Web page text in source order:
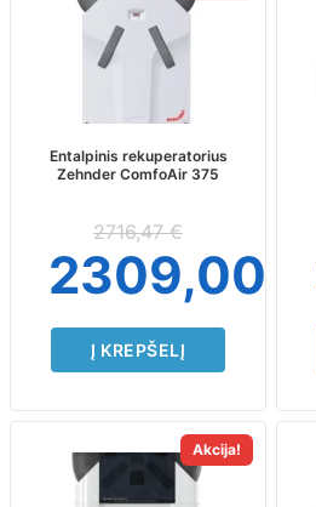
Entalpinis rekuperatorius
Zehnder ComfoAir 375
2716,47€
2309,00
Į KREPŠELĮ
Akcija!